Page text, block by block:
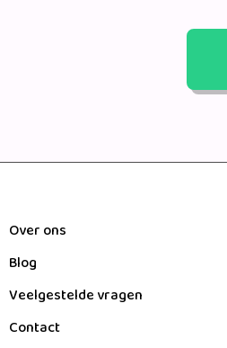
Over ons
Blog
Veelgestelde vragen
Contact